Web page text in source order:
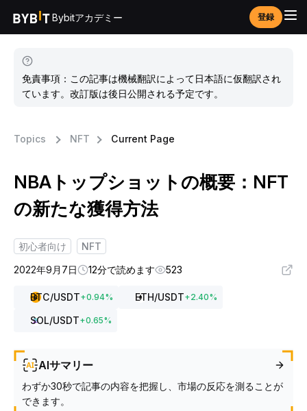
Bybitアカデミー 登録
免責事項：この記事は機械翻訳によって日本語に仮翻訳され
ています。改訂版は後日公開される予定です。
Topics NFT Current Page
NBAトップショットの概要：NFT
の新たな獲得方法
初心者向け
NFT
2022年9月7日
12分で読めます 523
BTC/USDT+0.94% ETH/USDT+2.40%
SOL/USDT+0.65%
AIサマリー
わずか30秒で記事の内容を把握し、市場の反応を測ることが
できます。